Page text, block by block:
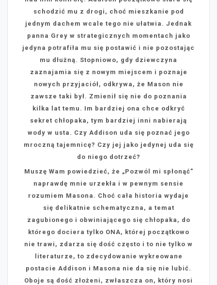
schodzić mu z drogi, choć mieszkanie pod
jednym dachem wcale tego nie ułatwia. Jednak
panna Grey w strategicznych momentach jako
jedyna potrafiła mu się postawić i nie pozostając
mu dłużną. Stopniowo, gdy dziewczyna
zaznajamia się z nowym miejscem i poznaje
nowych przyjaciół, odkrywa, że Mason nie
zawsze taki był. Zmienił się nie do poznania
kilka lat temu. Im bardziej ona chce odkryć
sekret chłopaka, tym bardziej inni nabierają
wody w usta. Czy Addison uda się poznać jego
mroczną tajemnicę? Czy jej jako jedynej uda się
do niego dotrzeć?
Muszę Wam powiedzieć, że „Pozwól mi spłonąć”
naprawdę mnie urzekła i w pewnym sensie
rozumiem Masona. Choć cała historia wydaje
się delikatnie schematyczna, a temat
zagubionego i obwiniającego się chłopaka, do
którego dociera tylko ONA, której początkowo
nie trawi, zdarza się dość często i to nie tylko w
literaturze, to zdecydowanie wykreowane
postacie Addison i Masona nie da się nie lubić.
Oboje są dość złożeni, zwłaszcza on, który nosi